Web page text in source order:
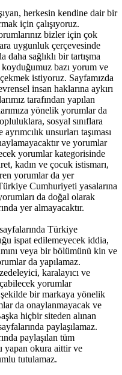
herkesin kendine dair bir
için çalışıyoruz.
bizler için çok
uygunluk çerçevesinde
sağlıklı bir tartışma
koyduğumuz bazı yorum ve
istiyoruz. Sayfamızda
insan haklarına aykırı
tarafından yapılan
yönelik yorumlar da
sosyal sınıflara
unsurları taşıması
ve yorumlar
yorumlar kategorisinde
kadın ve çocuk istismarı,
yorumlar da yer
Cumhuriyeti yasalarına
da doğal olarak
yer almayacaktır.
Türkiye
ispat edilemeyecek iddia,
veya bir bölümünü kin ve
da yapılamaz.
karalayıcı ve
yorumlar
bir markaya yönelik
da onaylanmayacak ve
hiçbir siteden alınan
paylaşılamaz.
paylaşılan tüm
yapan okura aittir ve
tutulamaz.